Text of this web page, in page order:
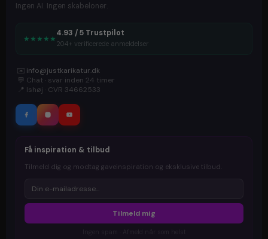
Ingen AI. Ingen skabeloner.
★ ★ ★ ★ ★
4.93 / 5 Trustpilot
204+ verificerede anmeldelser
✉️ info@justkarikatur.dk
💬 Chat · svar inden 24 timer
📍 Ishøj · CVR 34662533
Få inspiration & tilbud
Tilmeld dig og modtag gaveinspiration og eksklusive tilbud.
Tilmeld mig